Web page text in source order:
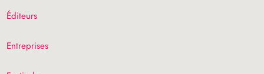
Éditeurs
Entreprises